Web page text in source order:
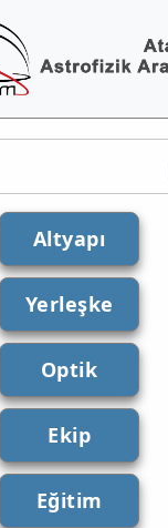
Altyapı
Yerleşke
Optik
Ekip
Eğitim